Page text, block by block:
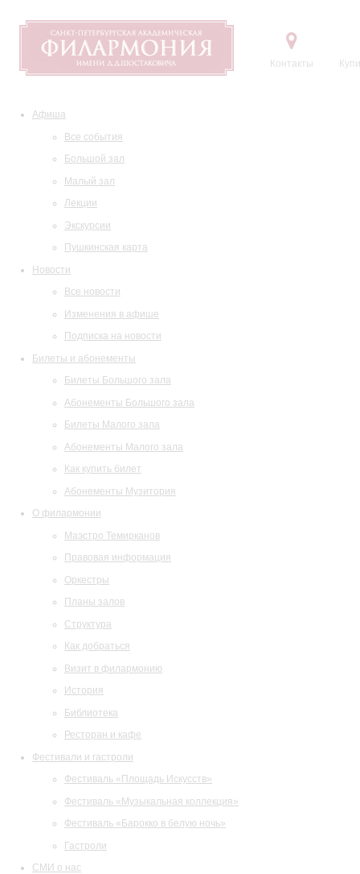
Контакты
Афиша
Все события
Большой зал
Малый зал
Лекции
Экскурсии
Пушкинская карта
Новости
Все новости
Изменения в афише
Подписка на новости
Билеты и абонементы
Билеты Большого зала
Абонементы Большого зала
Билеты Малого зала
Абонементы Малого зала
Как купить билет
Абонементы Музитория
О филармонии
Маэстро Темирканов
Правовая информация
Оркестры
Планы залов
Структура
Как добраться
Визит в филармонию
История
Библиотека
Ресторан и кафе
Фестивали и гастроли
Фестиваль «Площадь Искусств»
Фестиваль «Музыкальная коллекция»
Фестиваль «Барокко в белую ночь»
Гастроли
СМИ о нас